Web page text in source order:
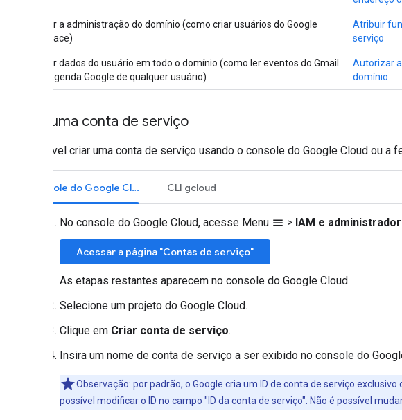
Realizar a administração do domínio (como criar usuários do Google
Workspace)
Atribuir
serviço
Acessar dados do usuário em todo o domínio (como ler eventos do Gmail
ou da Agenda Google de qualquer usuário)
Autorizar
domínio
Criar uma conta de serviço
É possível criar uma conta de serviço usando o console do Google Cloud ou a
Console do Google Cloud CLI gcloud
No console do Google Cloud, acesse Menu menu > IAM e administrador
Acessar a página "Contas de serviço"
As etapas restantes aparecem no console do Google Cloud.
Selecione um projeto do Google Cloud.
Clique em Criar conta de serviço.
Insira um nome de conta de serviço a ser exibido no console do
Observação: por padrão, o Google cria um ID de conta de serviço
possível modificar o ID no campo "ID da conta de serviço". Não é possível